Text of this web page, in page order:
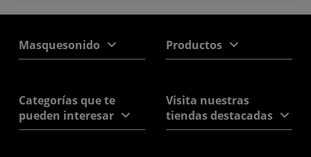
Masquesonido Productos
Categorías que te
pueden interesar
Visita nuestras
tiendas destacadas